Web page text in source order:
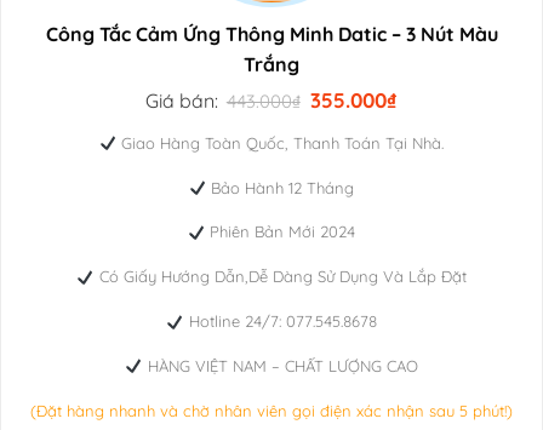
Khuyến Mãi Cực Sốc
(Giá khuyến mãi chỉ bán cho ai mua hôm nay)
Công Tắc Cảm Ứng Thông Minh Datic – 3 Nút Màu
Trắng
Giá bán: 443.000₫ Giá
là:
355.000₫
tại
là:
Giao Hàng Toàn Quốc, Thanh Toán Tại Nhà.
Bảo Hành 12 Tháng
Phiên Bản Mới 2024
Có Giấy Hướng Dẫn,Dễ Dàng Sử Dụng Và Lắp Đặt
Hotline 24/7: 077.545.8678
HÀNG VIỆT NAM – CHẤT LƯỢNG CAO
(Đặt hàng nhanh và chờ nhân viên gọi điện xác nhận sau 5 phút!)